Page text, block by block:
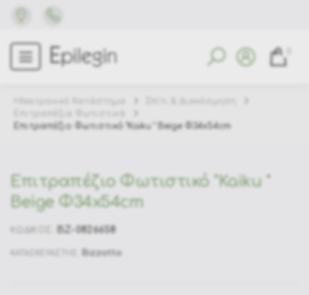
Επιτραπέζιο Φωτιστικό "Kaiku " Beige Φ34x54cm
Επιτραπέζιο Φωτιστικό "Kaiku "
Beige Φ34x54cm
BZ-0826658
Bizzotto